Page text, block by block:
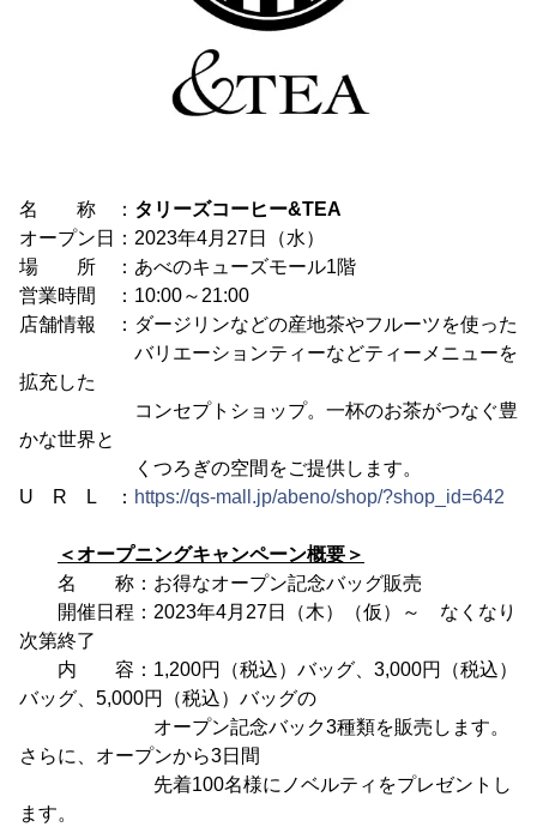
名 称 ： タリーズコーヒー&TEA
オープン日：2023年4月27日（水）
場 所 ：あべのキューズモール1階
営業時間 ：10:00～21:00
店舗情報 ：ダージリンなどの産地茶やフルーツを使った
バリエーションティーなどティーメニューを
拡充した
コンセプトショップ。一杯のお茶がつなぐ豊
かな世界と
くつろぎの空間をご提供します。
U R L ： https://qs-mall.jp/abeno/shop/?shop_id=642
＜オープニングキャンペーン概要＞
名 称：お得なオープン記念バッグ販売
開催日程：2023年4月27日（木）（仮）～ なくなり
次第終了
内 容：1,200円（税込）バッグ、3,000円（税込）
バッグ、5,000円（税込）バッグの
オープン記念バック3種類を販売します。
さらに、オープンから3日間
先着100名様にノベルティをプレゼントし
ます。